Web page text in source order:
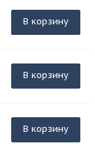
В корзину
В корзину
В корзину